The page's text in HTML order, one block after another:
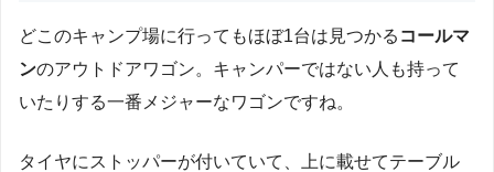
どこのキャンプ場に行ってもほぼ1台は見つかる コールマ
ンのアウトドアワゴン。キャンパーではない人も持って
いたりする一番メジャーなワゴンですね。
タイヤにストッパーが付いていて、上に載せてテーブル